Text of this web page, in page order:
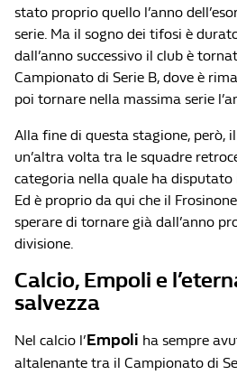
stato proprio quello l’anno
serie. Ma il sogno dei tifosi è
dall’anno successivo il club è
Campionato di Serie B, dove è
poi tornare nella massima serie
Alla fine di questa stagione, però,
un’altra volta tra le squadre
categoria nella quale ha
Ed è proprio da qui che il
sperare di tornare già dall’anno
divisione.
Calcio, Empoli e
salvezza
Nel calcio l’Empoli ha sempre
altalenante tra il Campionato di